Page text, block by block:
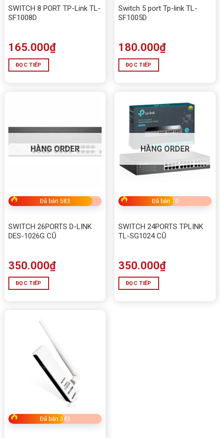
SWITCH 8 PORT TP-Link TL-
SF1008D
165.000₫
ĐỌC TIẾP
Switch 5 port Tp-link TL-
SF1005D
180.000₫
ĐỌC TIẾP
HÀNG ORDER
Đã bán 583
SWITCH 26PORTS D-LINK
DES-1026G CŨ
350.000₫
ĐỌC TIẾP
HÀNG ORDER
Đã bán 70
SWITCH 24PORTS TPLINK
TL-SG1024 CŨ
350.000₫
ĐỌC TIẾP
Đã bán 343